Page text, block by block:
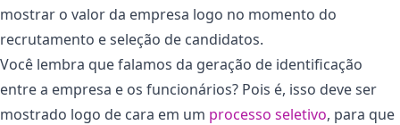
mostrar o valor da empresa logo no momento do
recrutamento e seleção de candidatos.
Você lembra que falamos da geração de identificação
entre a empresa e os funcionários? Pois é, isso deve ser
mostrado logo de cara em um processo seletivo, para que